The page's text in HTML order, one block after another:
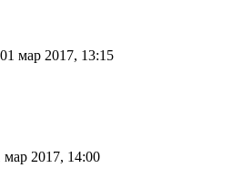
01 мар 2017, 13:15
мар 2017, 14:00